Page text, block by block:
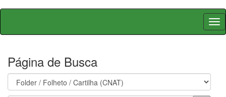
Skip
Página de Busca